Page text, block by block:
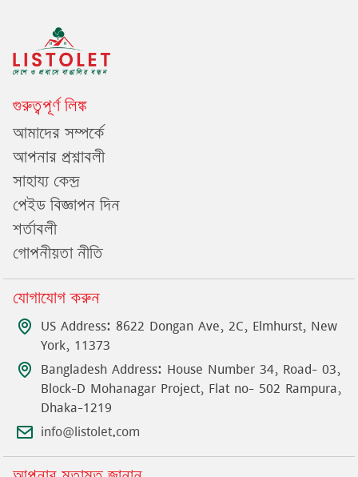
গুরুত্বপূর্ণ লিঙ্ক
আমাদের সম্পর্কে
আপনার প্রশ্নাবলী
সাহায্য কেন্দ্র
পেইড বিজ্ঞাপন দিন
শর্তাবলী
গোপনীয়তা নীতি
যোগাযোগ করুন
US Address: 8622 Dongan Ave, 2C, Elmhurst, New
York, 11373
Bangladesh Address: House Number 34, Road- 03,
Block-D Mohanagar Project, Flat no- 502 Rampura,
Dhaka-1219
info@listolet.com